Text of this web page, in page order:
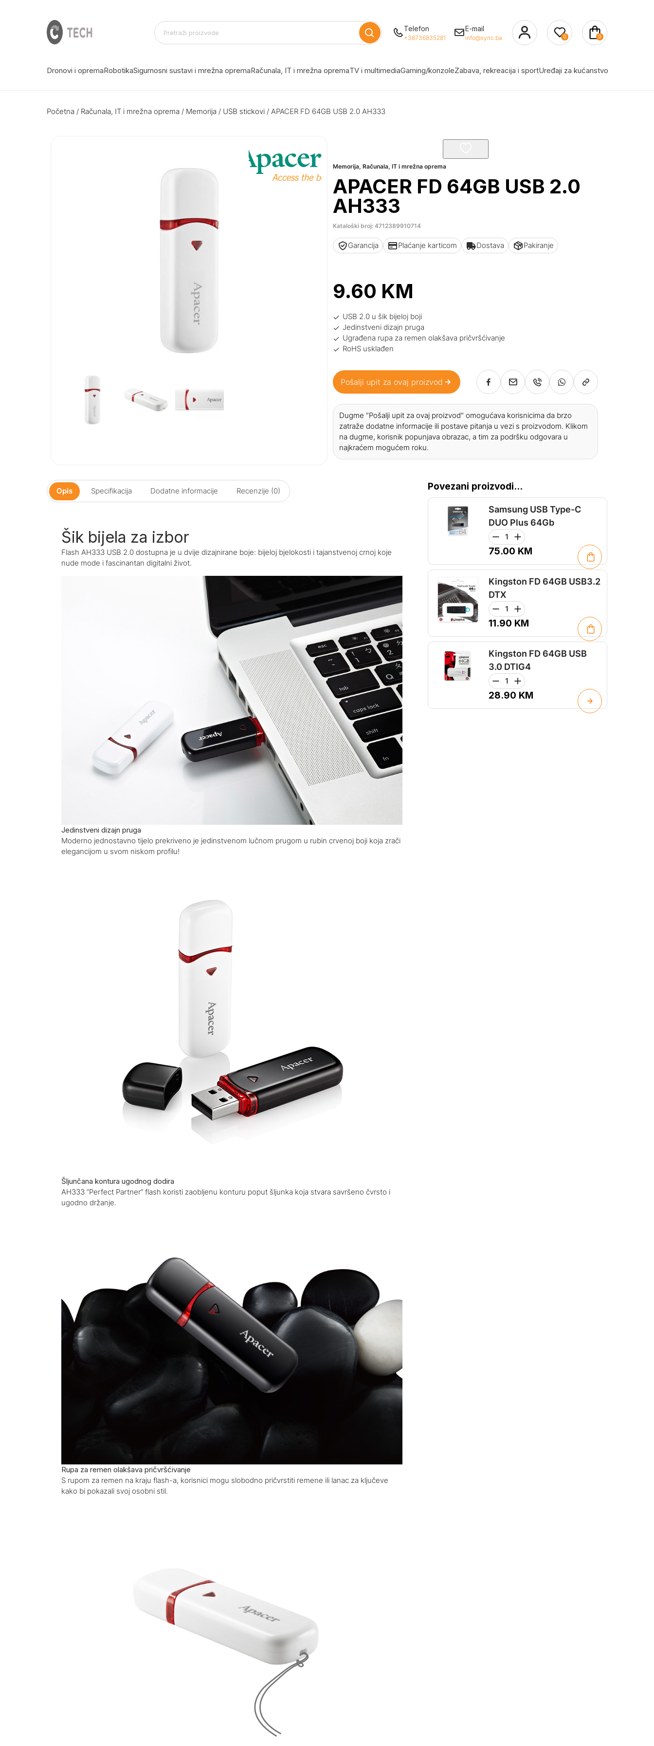
Telefon
+38736835281
E-mail
info@sync.ba 0 0
Dronovi i opremaRobotikaSigurnosni sustavi i mrežna opremaRačunala, IT i mrežna opremaTV i multimediaGaming/konzoleZabava, rekreacija i sportUređaji za kućanstvo
Početna / Računala, IT i mrežna oprema / Memorija / USB stickovi / APACER FD 64GB USB 2.0 AH333
Memorija,Računala, IT i mrežna oprema
APACER FD 64GB USB 2.0
AH333
Kataloški broj: 4712389910714
Garancija Plaćanje karticom Dostava Pakiranje
9.60 KM
USB 2.0 u šik bijeloj boji
Jedinstveni dizajn pruga
Ugrađena rupa za remen olakšava pričvršćivanje
RoHS usklađen
Pošalji upit za ovaj proizvod
Dugme "Pošalji upit za ovaj proizvod" omogućava korisnicima da brzo
zatraže dodatne informacije ili postave pitanja u vezi s proizvodom. Klikom
na dugme, korisnik popunjava obrazac, a tim za podršku odgovara u
najkraćem mogućem roku.
Opis Specifikacija Dodatne informacije Recenzije (0)
Šik bijela za izbor
Flash AH333 USB 2.0 dostupna je u dvije dizajnirane boje: bijeloj bjelokosti i tajanstvenoj crnoj koje
nude mode i fascinantan digitalni život.
Jedinstveni dizajn pruga
Moderno jednostavno tijelo prekriveno je jedinstvenom lučnom prugom u rubin crvenoj boji koja zrači
elegancijom u svom niskom profilu!
Šljunčana kontura ugodnog dodira
AH333 “Perfect Partner” flash koristi zaobljenu konturu poput šljunka koja stvara savršeno čvrsto i
ugodno držanje.
Rupa za remen olakšava pričvršćivanje
S rupom za remen na kraju flash-a, korisnici mogu slobodno pričvrstiti remene ili lanac za ključeve
kako bi pokazali svoj osobni stil.
Povezani proizvodi...
Samsung USB Type-C
DUO Plus 64Gb
75.00 KM
Kingston FD 64GB USB3.2
DTX
11.90 KM
Kingston FD 64GB USB
3.0 DTIG4
28.90 KM